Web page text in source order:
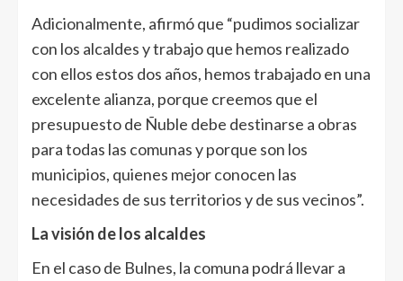
Adicionalmente, afirmó que “pudimos socializar
con los alcaldes y trabajo que hemos realizado
con ellos estos dos años, hemos trabajado en una
excelente alianza, porque creemos que el
presupuesto de Ñuble debe destinarse a obras
para todas las comunas y porque son los
municipios, quienes mejor conocen las
necesidades de sus territorios y de sus vecinos”.
La visión de los alcaldes
En el caso de Bulnes, la comuna podrá llevar a